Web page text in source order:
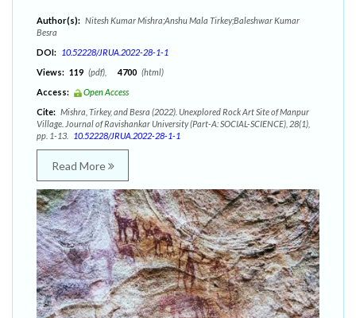
Author(s): Nitesh Kumar Mishra;Anshu Mala Tirkey;Baleshwar Kumar
Besra
DOI: 10.52228/JRUA.2022-28-1-1
Views: 119 (pdf), 4700 (html)
Access:
Open Access
Cite: Mishra, Tirkey, and Besra (2022). Unexplored Rock Art Site of Manpur
Village. Journal of Ravishankar University (Part-A: SOCIAL-SCIENCE), 28(1),
pp. 1-13. 10.52228/JRUA.2022-28-1-1
Read More